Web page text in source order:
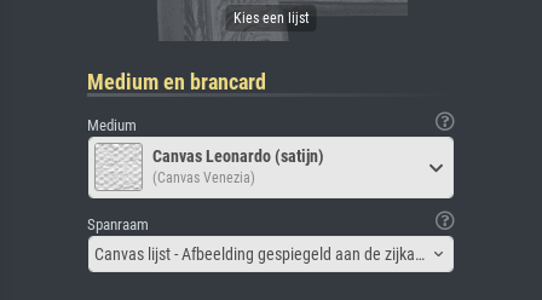
Medium en brancard
Medium
Canvas Leonardo (satijn)
(Canvas Venezia)
Spanraam
Canvas lijst - Afbeelding gespiegeld aan de zijkant